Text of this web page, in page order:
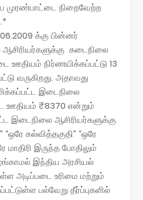
முரண்பாட்டை நிறைவேற்ற
பின்னர்
கடைநிலை
ஊதியம் நிர்ணயிக்கப்பட்டு 13
வருகிறது. அதாவது
இடைநிலை
ஊதியம் ₹8370 என்றும்
இடைநிலை ஆசிரியர்களுக்கு
கல்வித்தகுதி” “ஒரே
இருந்த போதிலும்
இந்திய அரசியல்
அடிப்படை உரிமை மற்றும்
பல்வேறு தீர்ப்புகளில்